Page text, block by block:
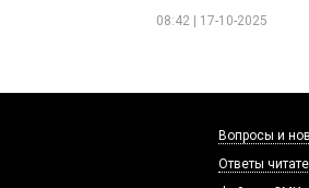
08:42 | 17-10-2025
Вопросы и
Ответы